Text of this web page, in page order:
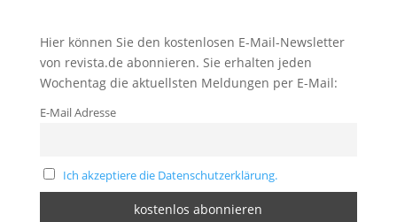
Hier können Sie den kostenlosen E-Mail-Newsletter
von revista.de abonnieren. Sie erhalten jeden
Wochentag die aktuellsten Meldungen per E-Mail:
E-Mail Adresse
Ich akzeptiere die Datenschutzerklärung.